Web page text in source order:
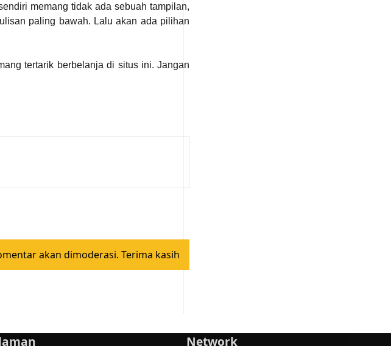
memang tidak ada sebuah tampilan,
paling bawah. Lalu akan ada pilihan
tertarik berbelanja di situs ini. Jangan
akan dimoderasi. Terima kasih
Network